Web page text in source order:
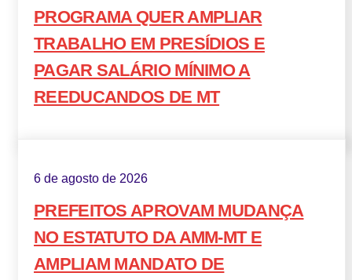
PROGRAMA QUER AMPLIAR
TRABALHO EM PRESÍDIOS E
PAGAR SALÁRIO MÍNIMO A
REEDUCANDOS DE MT
6 de agosto de 2026
PREFEITOS APROVAM MUDANÇA
NO ESTATUTO DA AMM-MT E
AMPLIAM MANDATO DE